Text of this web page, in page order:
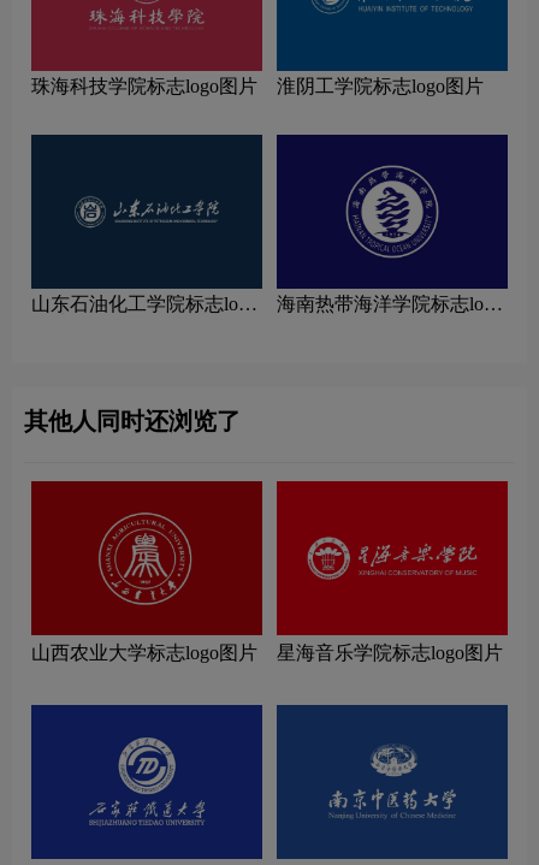
珠海科技学院标志logo图片 淮阴工学院标志logo图片
山东石油化工学院标志logo
海南热带海洋学院标志logo
其他人同时还浏览了
山西农业大学标志logo图片 星海音乐学院标志logo图片